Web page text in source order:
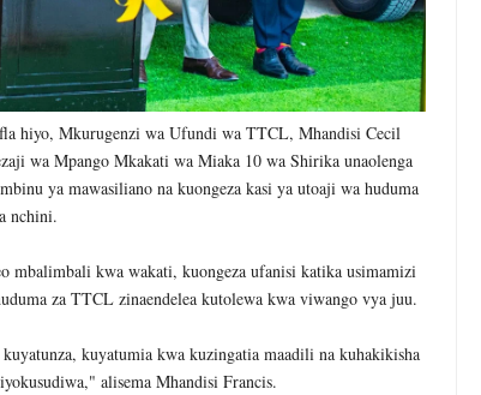
hiyo, Mkurugenzi wa Ufundi wa TTCL, Mhandisi Cecil
wa Mpango Mkakati wa Miaka 10 wa Shirika unaolenga
ya mawasiliano na kuongeza kasi ya utoaji wa huduma
nchini.
mbalimbali kwa wakati, kuongeza ufanisi katika usimamizi
za TTCL zinaendelea kutolewa kwa viwango vya juu.
kuyatumia kwa kuzingatia maadili na kuhakikisha
alisema Mhandisi Francis.